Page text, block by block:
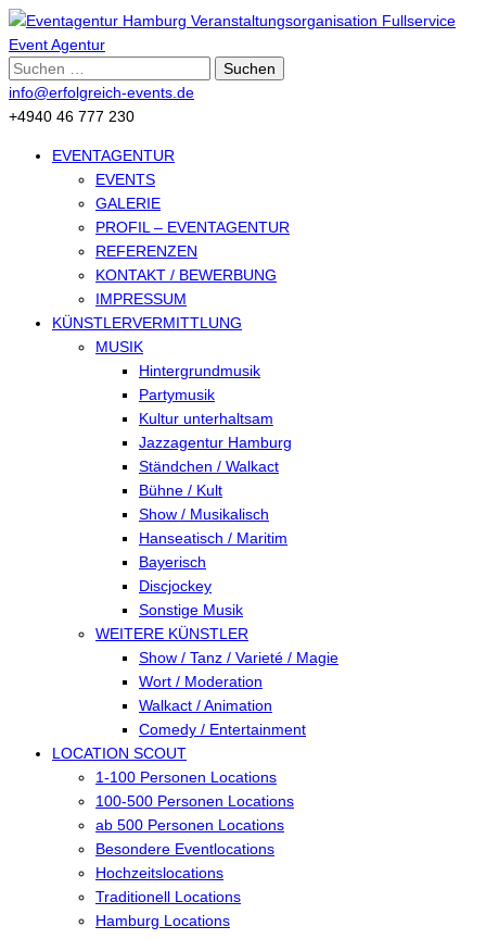
Suche
nach:
info@erfolgreich-events.de
+4940 46 777 230
EVENTAGENTUR
EVENTS
GALERIE
PROFIL – EVENTAGENTUR
REFERENZEN
KONTAKT / BEWERBUNG
IMPRESSUM
KÜNSTLERVERMITTLUNG
MUSIK
Hintergrundmusik
Partymusik
Kultur unterhaltsam
Jazzagentur Hamburg
Ständchen / Walkact
Bühne / Kult
Show / Musikalisch
Hanseatisch / Maritim
Bayerisch
Discjockey
Sonstige Musik
WEITERE KÜNSTLER
Show / Tanz / Varieté / Magie
Wort / Moderation
Walkact / Animation
Comedy / Entertainment
LOCATION SCOUT
1-100 Personen Locations
100-500 Personen Locations
ab 500 Personen Locations
Besondere Eventlocations
Hochzeitslocations
Traditionell Locations
Hamburg Locations